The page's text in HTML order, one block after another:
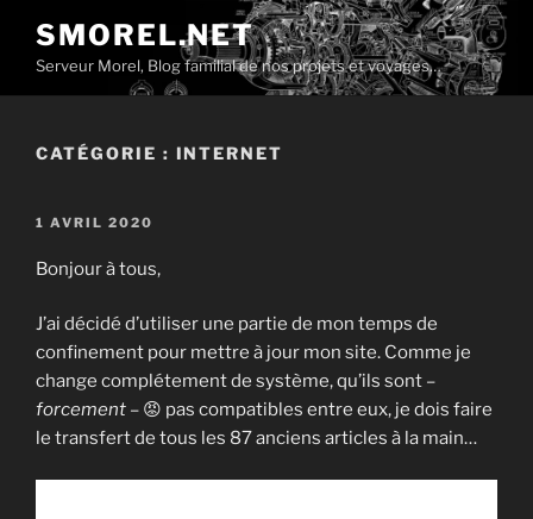
contenu
principal
SMOREL.NET
Serveur Morel, Blog familial de nos projets et voyages…
CATÉGORIE : INTERNET
PUBLIÉ
1 AVRIL 2020
Bonjour à tous,
J’ai décidé d’utiliser une partie de mon temps de
confinement pour mettre à jour mon site. Comme je
change complétement de système, qu’ils sont –
forcement – 😡 pas compatibles entre eux, je dois faire
le transfert de tous les 87 anciens articles à la main…